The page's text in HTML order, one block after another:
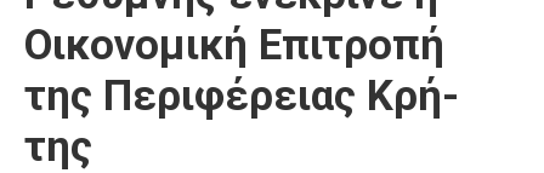
Οικονομική Επιτροπή
της Περιφέρειας Κρή-
της